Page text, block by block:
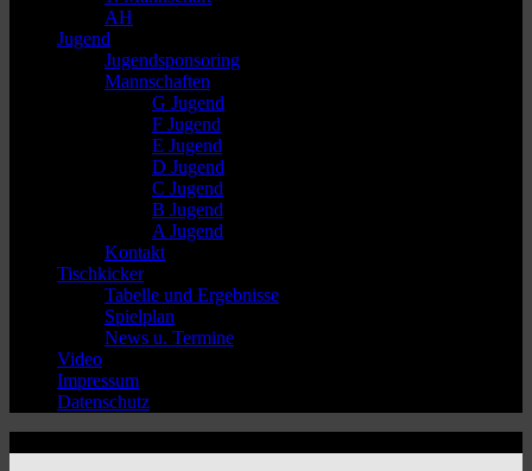
AH
Jugend
Jugendsponsoring
Mannschaften
G Jugend
F Jugend
E Jugend
D Jugend
C Jugend
B Jugend
A Jugend
Kontakt
Tischkicker
Tabelle und Ergebnisse
Spielplan
News u. Termine
Video
Impressum
Datenschutz